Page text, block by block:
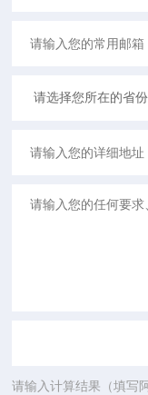
请输入计算结果（填写